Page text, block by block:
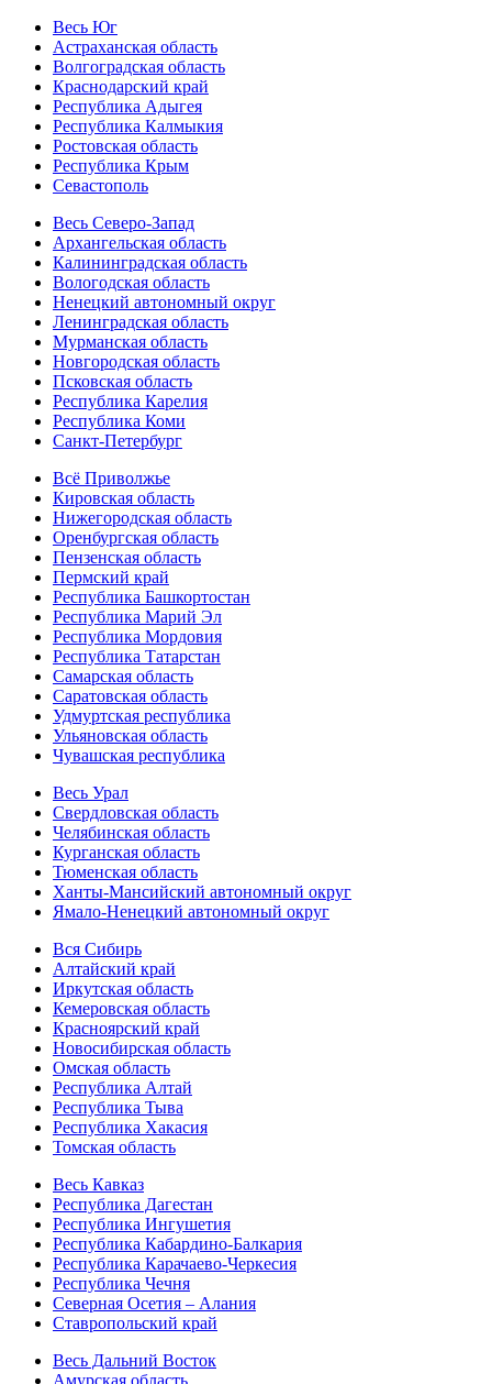
Весь Юг
Астраханская область
Волгоградская область
Краснодарский край
Республика Адыгея
Республика Калмыкия
Ростовская область
Республика Крым
Севастополь
Весь Северо-Запад
Архангельская область
Калининградская область
Вологодская область
Ненецкий автономный округ
Ленинградская область
Мурманская область
Новгородская область
Псковская область
Республика Карелия
Республика Коми
Санкт-Петербург
Всё Приволжье
Кировская область
Нижегородская область
Оренбургская область
Пензенская область
Пермский край
Республика Башкортостан
Республика Марий Эл
Республика Мордовия
Республика Татарстан
Самарская область
Саратовская область
Удмуртская республика
Ульяновская область
Чувашская республика
Весь Урал
Свердловская область
Челябинская область
Курганская область
Тюменская область
Ханты-Мансийский автономный округ
Ямало-Ненецкий автономный округ
Вся Сибирь
Алтайский край
Иркутская область
Кемеровская область
Красноярский край
Новосибирская область
Омская область
Республика Алтай
Республика Тыва
Республика Хакасия
Томская область
Весь Кавказ
Республика Дагестан
Республика Ингушетия
Республика Кабардино-Балкария
Республика Карачаево-Черкесия
Республика Чечня
Северная Осетия – Алания
Ставропольский край
Весь Дальний Восток
Амурская область